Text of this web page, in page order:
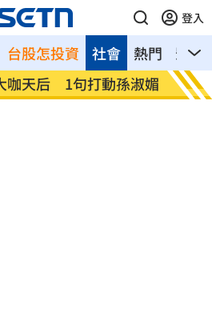
登入
台股怎投資 熱門 影音
社會
！命理師點名4生肖注意 Meta